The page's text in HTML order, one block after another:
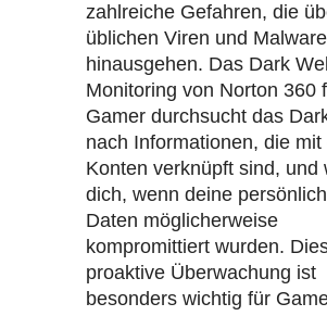
zahlreiche Gefahren, die
üblichen Viren und Malware
hinausgehen. Das Dark
Monitoring von Norton 360
Gamer durchsucht das
nach Informationen, die mit
Konten verknüpft sind, und
dich, wenn deine
Daten möglicherweise
kompromittiert wurden.
proaktive Überwachung ist
besonders wichtig für